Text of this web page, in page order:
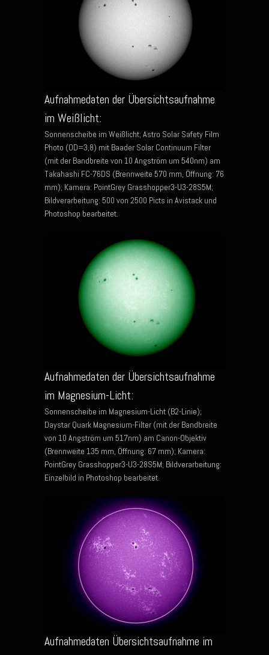
Aufnahmedaten der Übersichtsaufnahme
im Weißlicht:
Sonnenscheibe im Weißlicht; Astro Solar Safety Film
Photo (OD=3,8) mit Baader Solar Continuum Filter
(mit der Bandbreite von 10 Angström um 540nm) am
Takahashi FC-76DS (Brennweite 570 mm, Öffnung: 76
mm); Kamera: PointGrey Grasshopper3-U3-28S5M;
Bildverarbeitung: 500 von 2500 Picts in Avistack und
Photoshop bearbeitet.
Aufnahmedaten der Übersichtsaufnahme
im Magnesium-Licht:
Sonnenscheibe im Magnesium-Licht (B2-Linie);
Daystar Quark Magnesium-Filter (mit der Bandbreite
von 10 Angström um 517nm) am Canon-Objektiv
(Brennweite 135 mm, Öffnung: 67 mm); Kamera:
PointGrey Grasshopper3-U3-28S5M; Bildverarbeitung:
Einzelbild in Photoshop bearbeitet.
Aufnahmedaten Übersichtsaufnahme im